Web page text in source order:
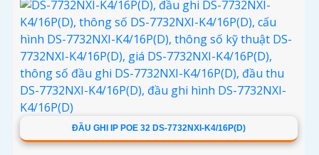
ĐẦU GHI IP POE 32 DS-7732NXI-K4/16P(D)